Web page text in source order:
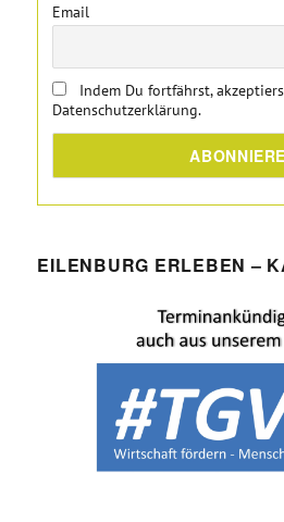
Email
Indem Du fortfährst,
Datenschutzerklärung.
EILENBURG ERLEBEN –